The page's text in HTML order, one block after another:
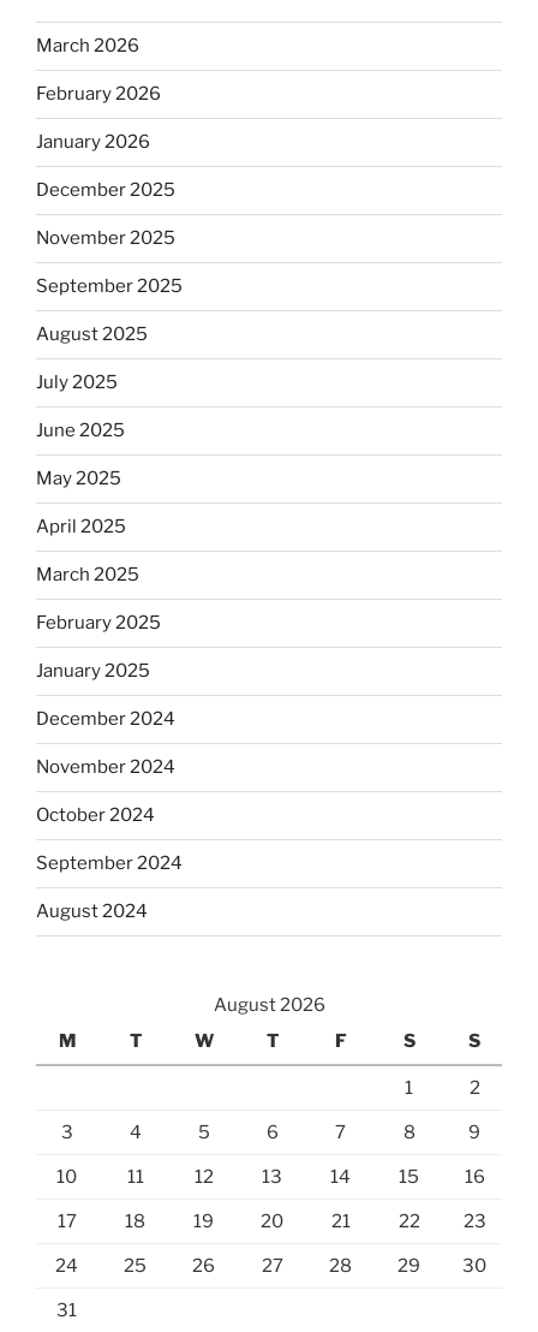
March 2026
February 2026
January 2026
December 2025
November 2025
September 2025
August 2025
July 2025
June 2025
May 2025
April 2025
March 2025
February 2025
January 2025
December 2024
November 2024
October 2024
September 2024
August 2024
August 2026
M
T W T F S S
1 2
3 4 5 6 7 8 9
10 11 12 13 14 15 16
17 18 19 20 21 22 23
24 25 26 27 28 29 30
31